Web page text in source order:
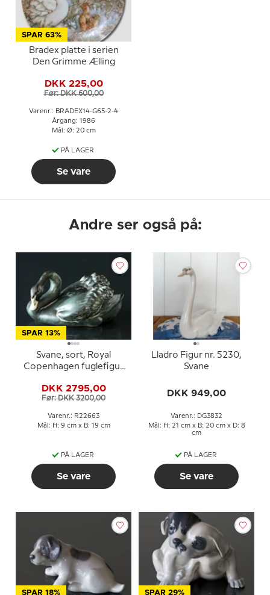
SPAR 63%
Bradex platte i serien
Den Grimme Ælling
DKK 225,00
Før: DKK 600,00
Varenr.: BRADEX14-G65-2-4
Årgang: 1986
Mål: Ø: 20 cm
PÅ LAGER
Se vare
Andre ser også på:
SPAR 13%
Svane, sort, Royal
Copenhagen fuglefigur
DKK 2795,00
Før: DKK 3200,00
Varenr.: R22663
Mål: H: 9 cm x B: 19 cm
PÅ LAGER
Se vare
Lladro Figur nr. 5230,
Svane
DKK 949,00
Varenr.: DG3832
Mål: H: 21 cm x B: 20 cm x D: 8
cm
PÅ LAGER
Se vare
SPAR 18% SPAR 29%